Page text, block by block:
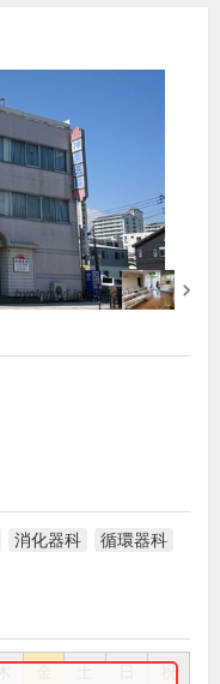
消化器科
循環器科
祝